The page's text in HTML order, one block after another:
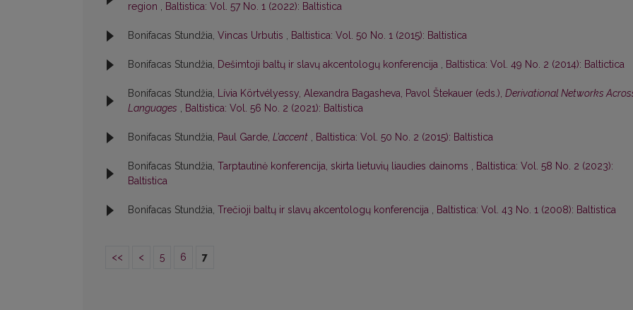
region , Baltistica: Vol. 57 No. 1 (2022): Baltistica
Bonifacas Stundžia, Vincas Urbutis , Baltistica: Vol. 50 No. 1 (2015): Baltistica
Bonifacas Stundžia, Dešimtoji baltų ir slavų akcentologų konferencija , Baltistica: Vol. 49 No. 2 (2014): Baltictica
Bonifacas Stundžia, Lívia Körtvélyessy, Alexandra Bagasheva, Pavol Štekauer (eds.), Derivational Networks
Languages , Baltistica: Vol. 56 No. 2 (2021): Baltistica
Bonifacas Stundžia, Paul Garde, L’accent , Baltistica: Vol. 50 No. 2 (2015): Baltistica
Bonifacas Stundžia, Tarptautinė konferencija, skirta lietuvių liaudies dainoms , Baltistica: Vol. 58 No. 2 (2023):
Baltistica
Bonifacas Stundžia, Trečioji baltų ir slavų akcentologų konferencija , Baltistica: Vol. 43 No. 1 (2008): Baltistica
<< < 5 6 7